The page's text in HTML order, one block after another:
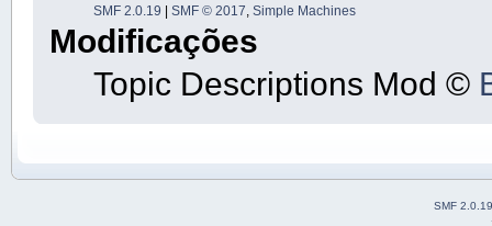
SMF 2.0.19 | SMF © 2017 Simple Machines
Modificações
Topic Descriptions Mod ©
SMF 2.0.19